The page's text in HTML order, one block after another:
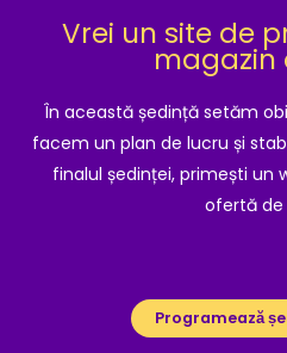
Vrei un site de
magazin
În această ședință setăm
facem un plan de lucru și
finalul ședinței, primești un
ofertă de
Programează